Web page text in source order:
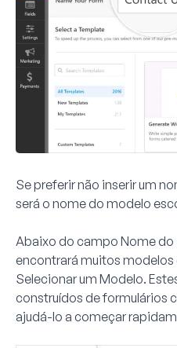
Se preferir não inserir um
será o nome do modelo
Abaixo do campo Nome do
encontrará muitos modelos
Selecionar um Modelo.
construídos de formulários
ajudá-lo a começar